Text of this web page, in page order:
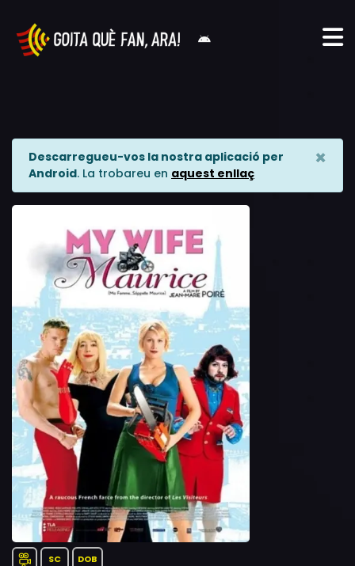
Descarregueu-vos la nostra aplicació per
Android. La trobareu en aquest enllaç
×
SC DOB